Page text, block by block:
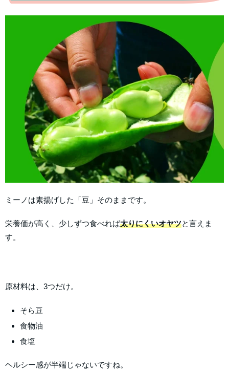
ミーノは素揚げした「豆」そのままです。
栄養価が高く、少しずつ食べれば太りにくいオヤツと言えま
す。
原材料は、3つだけ。
そら豆
食物油
食塩
ヘルシー感が半端じゃないですね。